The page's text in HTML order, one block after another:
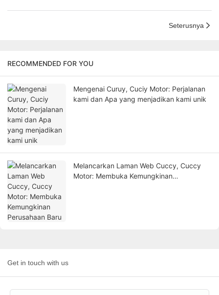
Seterusnya
RECOMMENDED FOR YOU
Mengenai Curuy, Cuciy Motor: Perjalanan
kami dan Apa yang menjadikan kami unik
Melancarkan Laman Web Cuccy, Cuccy
Motor: Membuka Kemungkinan
Get in touch with us